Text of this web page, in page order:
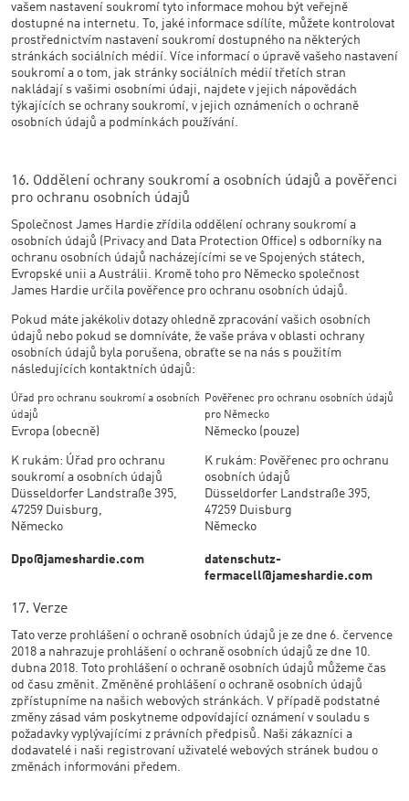
vašem nastavení soukromí tyto informace mohou být veřejně
dostupné na internetu. To, jaké informace sdílíte, můžete kontrolovat
prostřednictvím nastavení soukromí dostupného na některých
stránkách sociálních médií. Více informací o úpravě vašeho nastavení
soukromí a o tom, jak stránky sociálních médií třetích stran
nakládají s vašimi osobními údaji, najdete v jejich nápovědách
týkajících se ochrany soukromí, v jejich oznámeních o ochraně
osobních údajů a podmínkách používání.
16. Oddělení ochrany soukromí a osobních údajů a pověřenci
pro ochranu osobních údajů
Společnost James Hardie zřídila oddělení ochrany soukromí a
osobních údajů (Privacy and Data Protection Office) s odborníky na
ochranu osobních údajů nacházejícími se ve Spojených státech,
Evropské unii a Austrálii. Kromě toho pro Německo společnost
James Hardie určila pověřence pro ochranu osobních údajů.
Pokud máte jakékoliv dotazy ohledně zpracování vašich osobních
údajů nebo pokud se domníváte, že vaše práva v oblasti ochrany
osobních údajů byla porušena, obraťte se na nás s použitím
následujících kontaktních údajů:
Úřad pro ochranu soukromí a osobních
údajů
Pověřenec pro ochranu osobních údajů
pro Německo
Evropa (obecně) Německo (pouze)
K rukám: Úřad pro ochranu
soukromí a osobních údajů
Düsseldorfer Landstraße 395,
47259 Duisburg,
Německo
Dpo@jameshardie.com
K rukám: Pověřenec pro ochranu
osobních údajů
Düsseldorfer Landstraße 395,
47259 Duisburg
Německo
datenschutz-
fermacell@jameshardie.com
17. Verze
Tato verze prohlášení o ochraně osobních údajů je ze dne 6. července
2018 a nahrazuje prohlášení o ochraně osobních údajů ze dne 10.
dubna 2018. Toto prohlášení o ochraně osobních údajů můžeme čas
od času změnit. Změněné prohlášení o ochraně osobních údajů
zpřístupníme na našich webových stránkách. V případě podstatné
změny zásad vám poskytneme odpovídající oznámení v souladu s
požadavky vyplývajícími z právních předpisů. Naši zákazníci a
dodavatelé i naši registrovaní uživatelé webových stránek budou o
změnách informováni předem.